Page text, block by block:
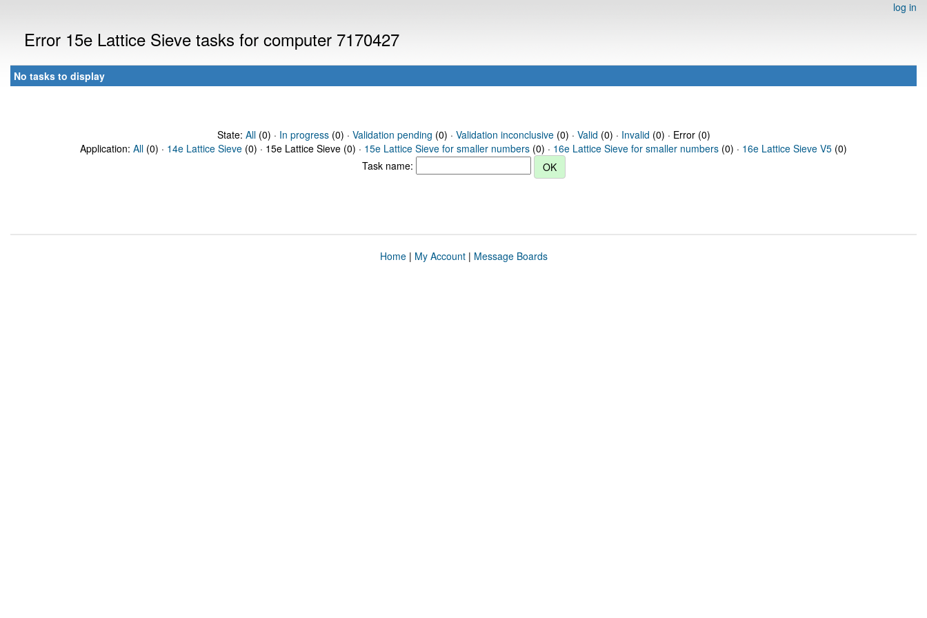
log in
Error 15e Lattice Sieve tasks for computer 7170427
No tasks to display
State: All(0) · In progress(0) · Validation pending (0) · Validation inconclusive(0) · Valid (0) · Invalid (0) · Error (0)
Application: All (0) · 14e Lattice Sieve (0) · 15e Lattice Sieve (0) · 15e Lattice Sieve for smaller numbers (0) · 16e Lattice Sieve for smaller numbers (0) · 16e Lattice Sieve V5 (0)
Task name:
Home| My Account| Message Boards